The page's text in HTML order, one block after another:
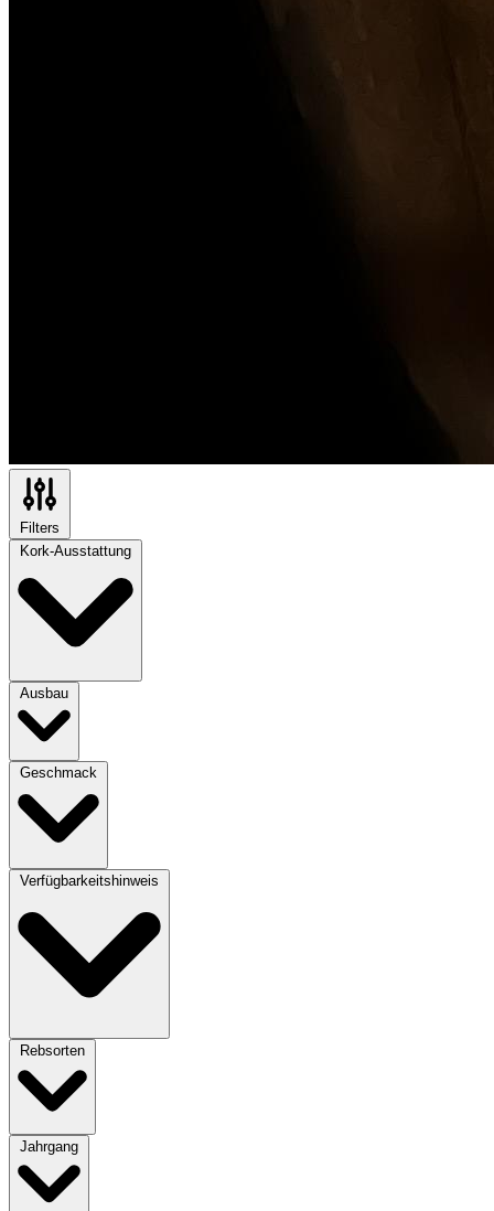
Filters
Kork-Ausstattung
Ausbau
Geschmack
Verfügbarkeitshinweis
Rebsorten
Jahrgang